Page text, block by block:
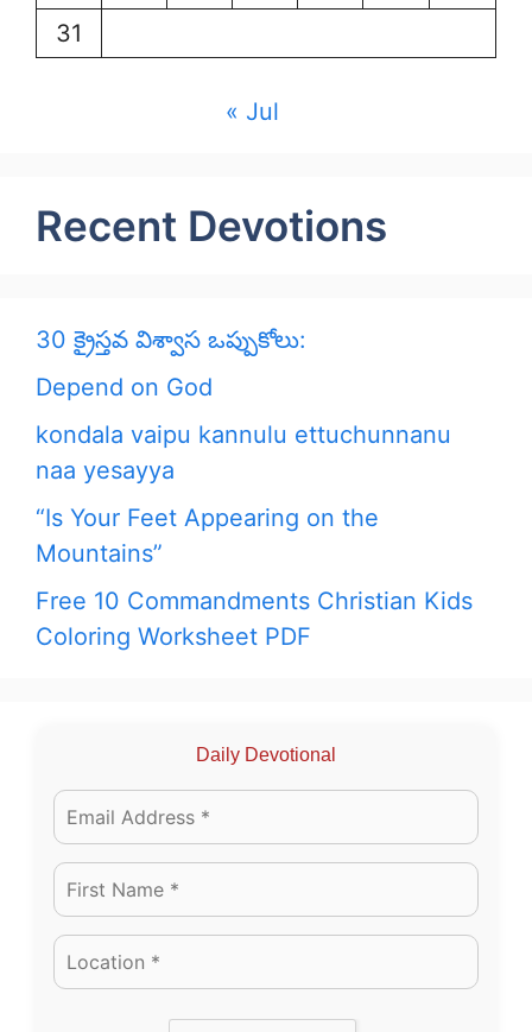
31
« Jul
Recent Devotions
30 క్రైస్తవ విశ్వాస ఒప్పుకోలు:
Depend on God
kondala vaipu kannulu ettuchunnanu
naa yesayya
“Is Your Feet Appearing on the
Mountains”
Free 10 Commandments Christian Kids
Coloring Worksheet PDF
Daily Devotional